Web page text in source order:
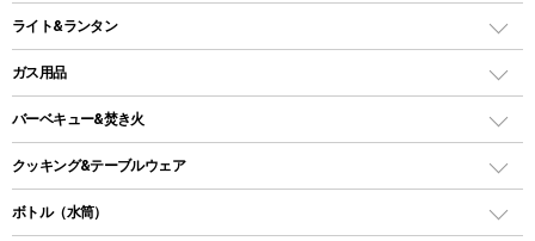
ロッジ型・オリジナルテント
タープ
スクエアタープ（レクタタープ）
メッシュタープ
インフレータブルマット
レジャーシート
ライト&ランタン
LEDランタン
ガスランタン
オイルランタン
LEDライト
ガス用品
ガスバーナー
ガス缶
バーベキュー&焚き火
バーベキューコンロ、グリル
焚き火台タイプ（ロースタイル）グリル
クッキング&テーブルウェア
ダッチオーブン
ボトル（水筒）